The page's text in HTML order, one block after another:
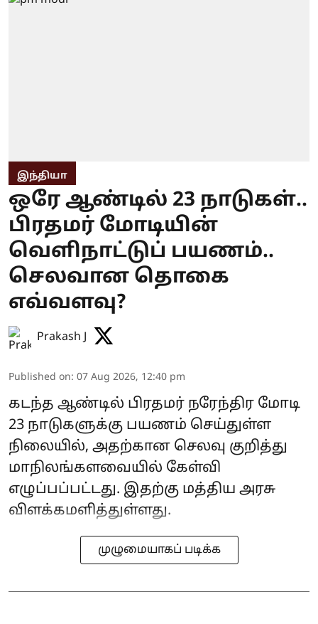
இந்தியா
ஒரே ஆண்டில் 23 நாடுகள்..
பிரதமர் மோடியின்
வெளிநாட்டுப் பயணம்..
செலவான தொகை
எவ்வளவு?
Prakash J
Published on: 07 Aug 2026, 12:40 pm
கடந்த ஆண்டில் பிரதமர் நரேந்திர மோடி
23 நாடுகளுக்கு பயணம் செய்துள்ள
நிலையில், அதற்கான செலவு குறித்து
மாநிலங்களவையில் கேள்வி
எழுப்பப்பட்டது. இதற்கு மத்திய அரசு
விளக்கமளித்துள்ளது.
முழுமையாகப் படிக்க